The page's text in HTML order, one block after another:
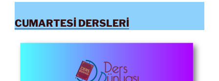
CUMARTESİ DERSLERİ